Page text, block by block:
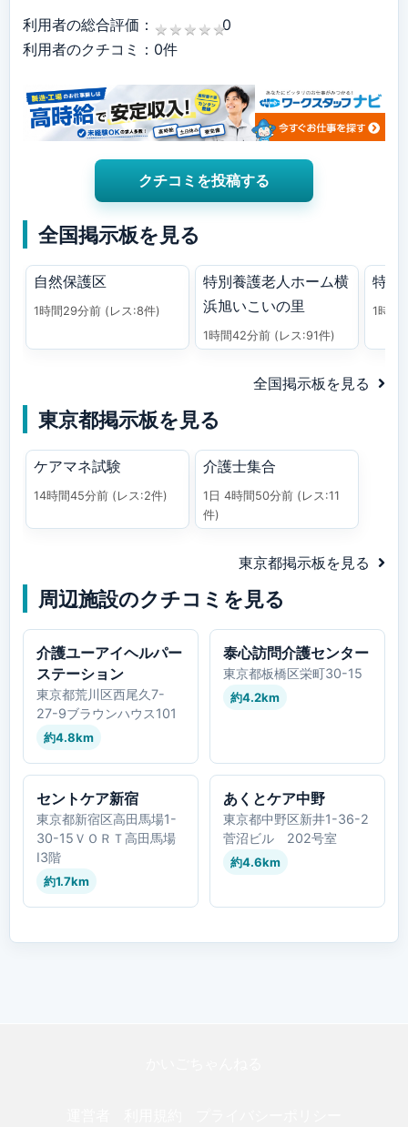
利用者の総合評価： ★ ★ ★ ★ ★
★ ★ ★ ★ ★0
利用者のクチコミ：0件
クチコミを投稿する
全国掲示板を見る
自然保護区
1時間29分前 (レス:8件)
特別養護老人ホーム横
浜旭いこいの里
1時間42分前 (レス:91件)
特養
1時間
全国掲示板を見る
東京都掲示板を見る
ケアマネ試験
14時間45分前 (レス:2件)
介護士集合
1日 4時間50分前 (レス:11
件)
東京都掲示板を見る
周辺施設のクチコミを見る
介護ユーアイヘルパー
ステーション
東京都荒川区西尾久7-
27-9ブラウンハウス101
約4.8km
泰心訪問介護センター
東京都板橋区栄町30-15
約4.2km
セントケア新宿
東京都新宿区高田馬場1-
30-15ＶＯＲＴ高田馬場
Ⅰ3階
約1.7km
あくとケア中野
東京都中野区新井1-36-2
菅沼ビル 202号室
約4.6km